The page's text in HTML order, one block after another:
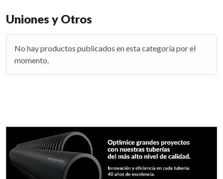
Uniones y Otros
No hay productos publicados en esta categoría por el
momento.